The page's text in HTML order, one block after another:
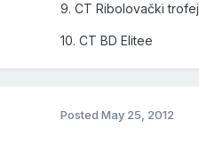
9. CT Ribolovački trofej
10. CT BD Elitee
Posted May 25, 2012